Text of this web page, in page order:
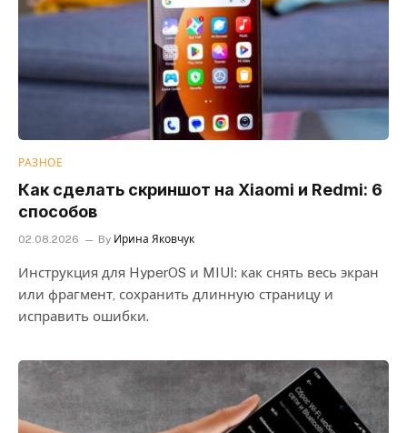
РАЗНОЕ
Как сделать скриншот на Xiaomi и Redmi: 6
способов
02.08.2026 By Ирина Яковчук
Инструкция для HyperOS и MIUI: как снять весь экран
или фрагмент, сохранить длинную страницу и
исправить ошибки.